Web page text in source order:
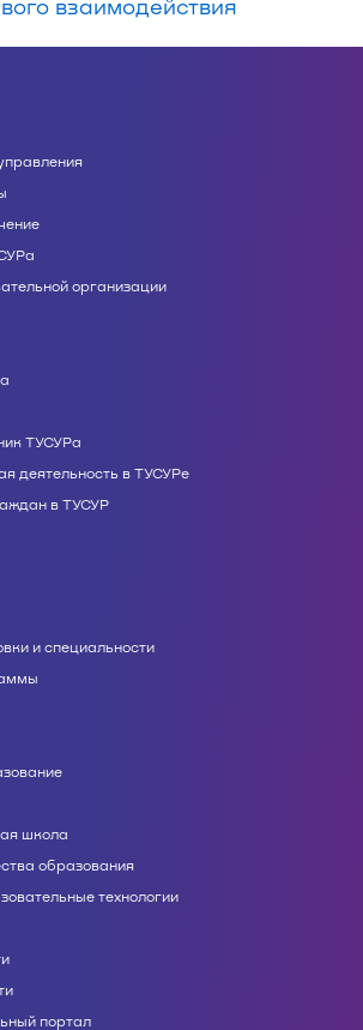
взаимодействия
организации
ТУСУРа
деятельность в ТУСУРе
в ТУСУР
и специальности
школа
образования
технологии
портал